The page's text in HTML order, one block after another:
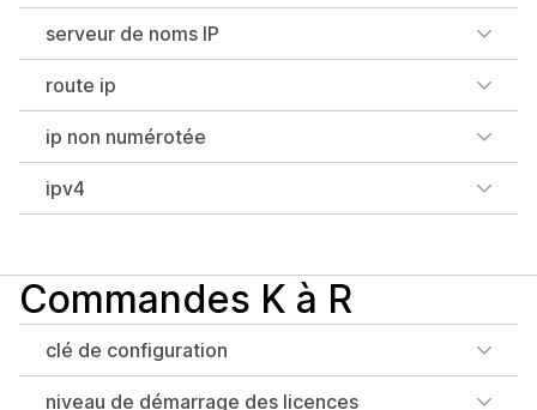
serveur de noms IP
route ip
ip non numérotée
ipv4
Commandes K à R
clé de configuration
niveau de démarrage des licences